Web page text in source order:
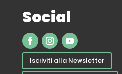
Social
Iscriviti alla Newsletter